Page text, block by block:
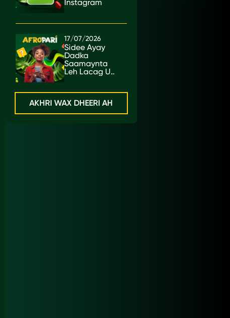
Instagram
17/07/2026
Sidee Ayay
Dadka
Saamaynta
Leh Lacag U
Sameeyaan?
AKHRI WAX DHEERI AH